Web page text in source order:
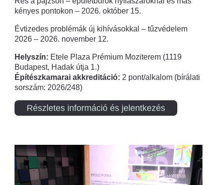
kényes pontokon – 2026. október 15.
Évtizedes problémák új kihívásokkal – tűzvédelem
2026 – 2026. november 12.
Helyszín: Etele Plaza Prémium Moziterem (1119
Budapest, Hadak útja 1.)
Építészkamarai akkreditáció: 2 pont/alkalom (bírálati
sorszám: 2026/248)
Részletes információ és jelentkezés